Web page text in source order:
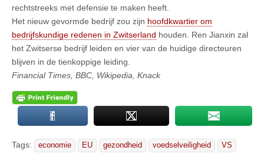
rechtstreeks met defensie te maken heeft.
Het nieuw gevormde bedrijf zou zijn hoofdkwartier om
bedrijfskundige redenen in Zwitserland houden. Ren Jianxin zal
het Zwitserse bedrijf leiden en vier van de huidige directeuren
blijven in de tienkoppige leiding.
Financial Times, BBC, Wikipedia, Knack
Tags: economie EU gezondheid voedselveiligheid VS